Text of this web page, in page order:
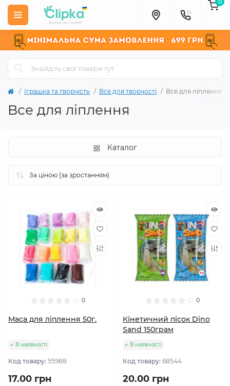
Іграшка та творчість Все для творчості Все для ліплення
Все для ліплення
Каталог
0
Маса для ліплення 50г.
В наявності
Код товару: 55988
17.00 грн
0
Кінетичний пісок Dino
Sand 150грам
В наявності
Код товару: 68544
20.00 грн